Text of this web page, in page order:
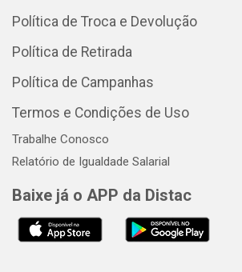
Política de Troca e Devolução
Política de Retirada
Política de Campanhas
Termos e Condições de Uso
Trabalhe Conosco
Relatório de Igualdade Salarial
Baixe já o APP da Distac